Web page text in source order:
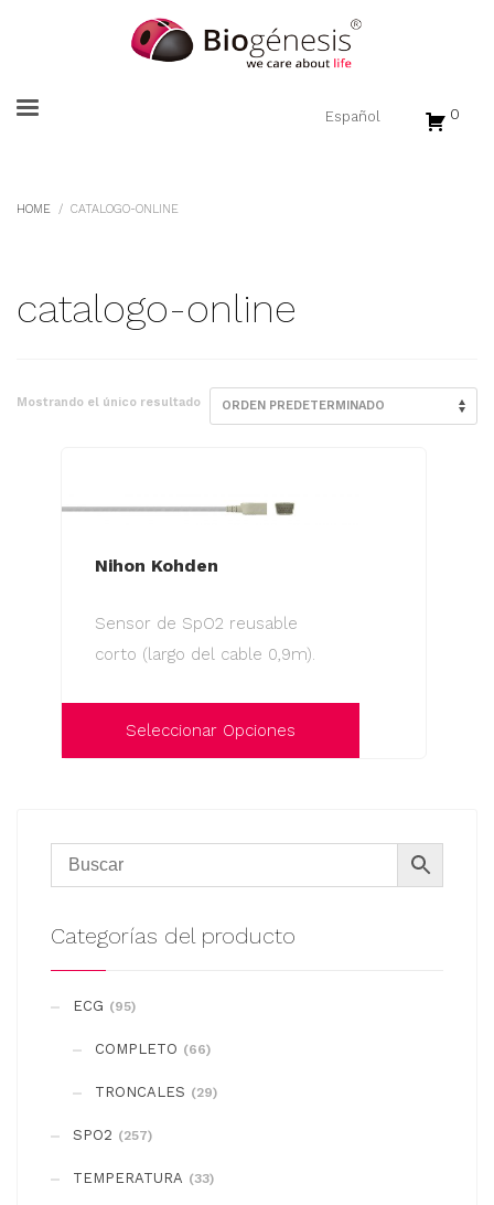
0
HOME CATALOGO-ONLINE
catalogo-online
Mostrando el único resultado
Nihon Kohden
Sensor de SpO2 reusable
corto (largo del cable 0,9m).
Seleccionar Opciones
múltiples
Las
pueden
elegir
página
de
Categorías del producto
ECG (95)
COMPLETO (66)
TRONCALES (29)
SPO2 (257)
TEMPERATURA (33)